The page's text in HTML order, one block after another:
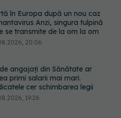
primi salarii mai mari.
cer schimbarea legii
19:26
pot fi tratate fără operație. Dr.
Bogdan (SANADOR): Chirurgia
indicată doar punctual, pentru
categorii de paciente